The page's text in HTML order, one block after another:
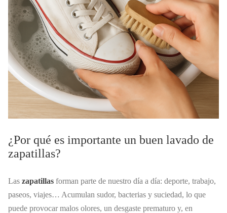
¿Por qué es importante un buen lavado de
zapatillas?
Las zapatillas forman parte de nuestro día a día: deporte, trabajo,
paseos, viajes… Acumulan sudor, bacterias y suciedad, lo que
puede provocar malos olores, un desgaste prematuro y, en